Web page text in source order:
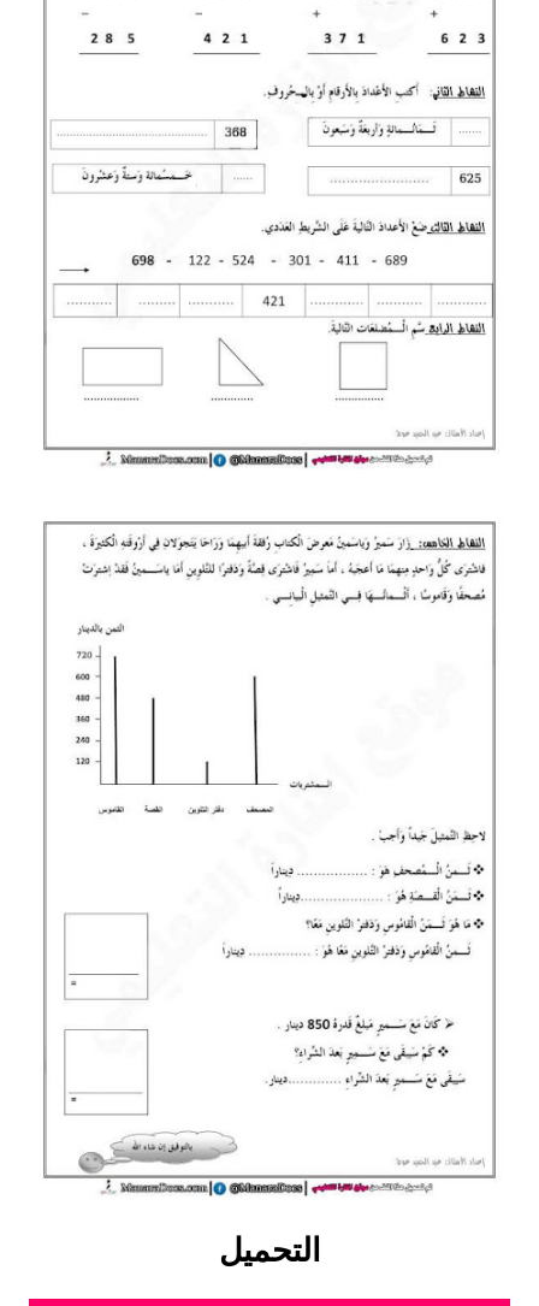
دفاتر استاذ التعليم الابتدائي
البحوث الجاهزة
بحوث الرياضيات
بحوث التاريخ و الجغرافيا
بحوث الفيزياء و الكيمياء
بحوث اللغة الانجليزية
التحميل